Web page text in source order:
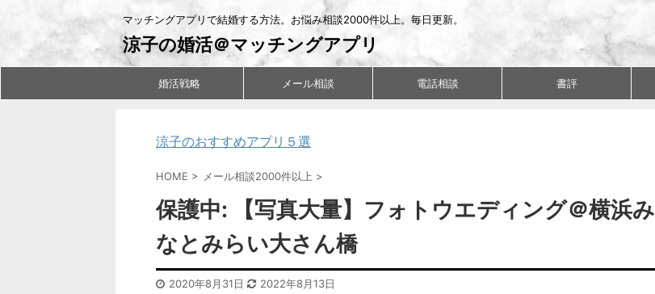
マッチングアプリで結婚する方法。お悩み相談2000件以上。毎日更新。
涼子の婚活＠マッチングアプリ
婚活戦略 メール相談 電話相談 書評
涼子のおすすめアプリ５選
HOME > メール相談2000件以上 >
保護中: 【写真大量】フォトウエディング＠横浜み
なとみらい大さん橋
2020年8月31日 2022年8月13日